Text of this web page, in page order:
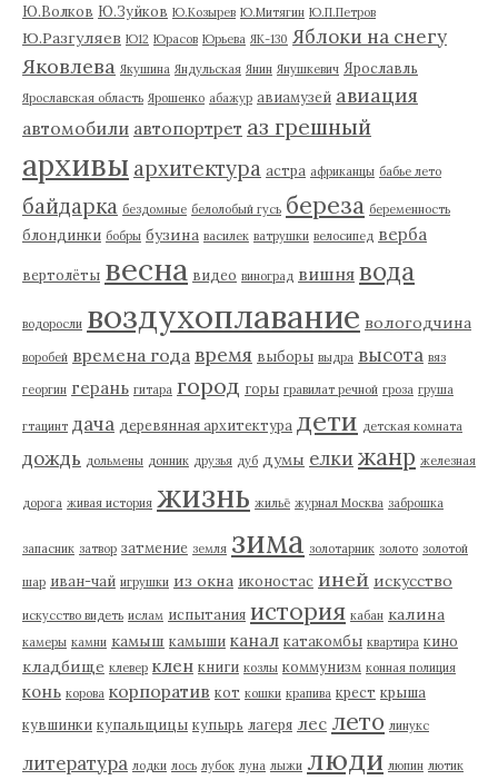
Ю.Волков Ю.Зуйков Ю.Козырев Ю.Митягин Ю.П.Петров
Ю.Разгуляев Ю12 Юрасов Юрьева ЯК-130 Яблоки на снегу
Яковлева Якушина Яндульская Янин Янушкевич Ярославль
Ярославская область Ярошенко абажур авиамузей авиация
автомобили автопортрет аз грешный
архивы архитектура астра африканцы бабье лето
байдарка бездомные белолобый гусь береза беременность
блондинки бобры бузина василек ватрушки велосипед верба
вертолёты весна видео виноград вишня вода
водоросли воздухоплавание вологодчина
воробей времена года время выборы выдра высота вяз
георгин герань гитара город горы гравилат речной гроза груша
гтацинт дача деревянная архитектура дети детская комната
дождь дольмены донник друзья дуб думы елки жанр железная
дорога живая история жизнь жильё журнал Москва заброшка
запасник затвор затмение земля зима золотарник золото золотой
шар иван-чай игрушки из окна иконостас иней искусство
искусство видеть ислам испытания история кабан калина
камеры камни камыш камыши канал катакомбы квартира кино
кладбище клевер клен книги козлы коммунизм конная полиция
конь корова корпоратив кот кошки крапива крест крыша
кувшинки купальщицы купырь лагеря лес лето линукс
литература лодки лось лубок луна лыжи люди люпин лютик